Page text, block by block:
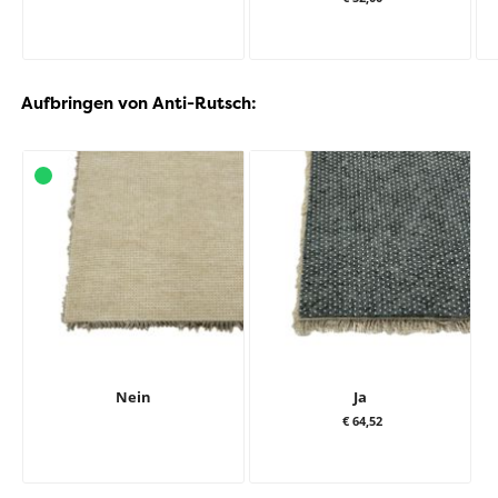
Aufbringen von Anti-Rutsch:
Nein Ja
€ 64,52